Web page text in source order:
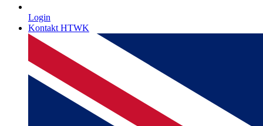
Login
Kontakt HTWK